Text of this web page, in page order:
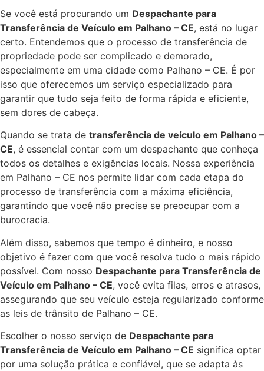
Se você está procurando um Despachante para
Transferência de Veículo em Palhano – CE, está no lugar
certo. Entendemos que o processo de transferência de
propriedade pode ser complicado e demorado,
especialmente em uma cidade como Palhano – CE. É por
isso que oferecemos um serviço especializado para
garantir que tudo seja feito de forma rápida e eficiente,
sem dores de cabeça.
Quando se trata de transferência de veículo em Palhano –
CE, é essencial contar com um despachante que conheça
todos os detalhes e exigências locais. Nossa experiência
em Palhano – CE nos permite lidar com cada etapa do
processo de transferência com a máxima eficiência,
garantindo que você não precise se preocupar com a
burocracia.
Além disso, sabemos que tempo é dinheiro, e nosso
objetivo é fazer com que você resolva tudo o mais rápido
possível. Com nosso Despachante para Transferência de
Veículo em Palhano – CE, você evita filas, erros e atrasos,
assegurando que seu veículo esteja regularizado conforme
as leis de trânsito de Palhano – CE.
Escolher o nosso serviço de Despachante para
Transferência de Veículo em Palhano – CE significa optar
por uma solução prática e confiável, que se adapta às